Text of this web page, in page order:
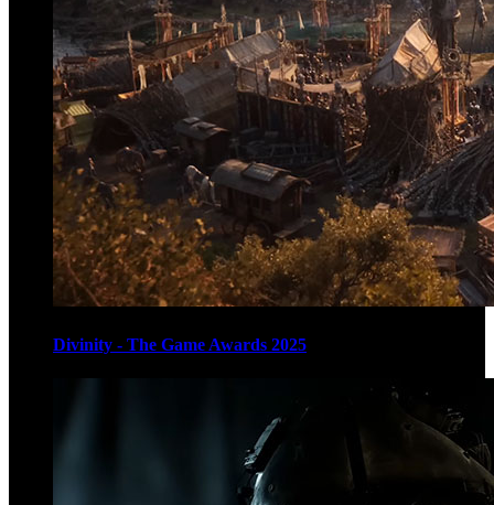
Divinity - The Game Awards 2025